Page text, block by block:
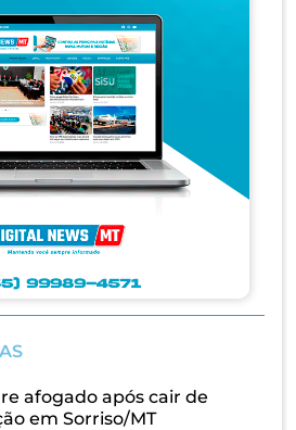
afogado após cair de
em Sorriso/MT